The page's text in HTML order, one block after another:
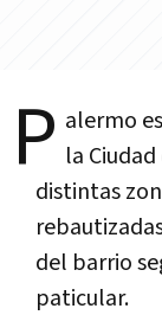
P alermo
la
distintas
del barrio
paticular.